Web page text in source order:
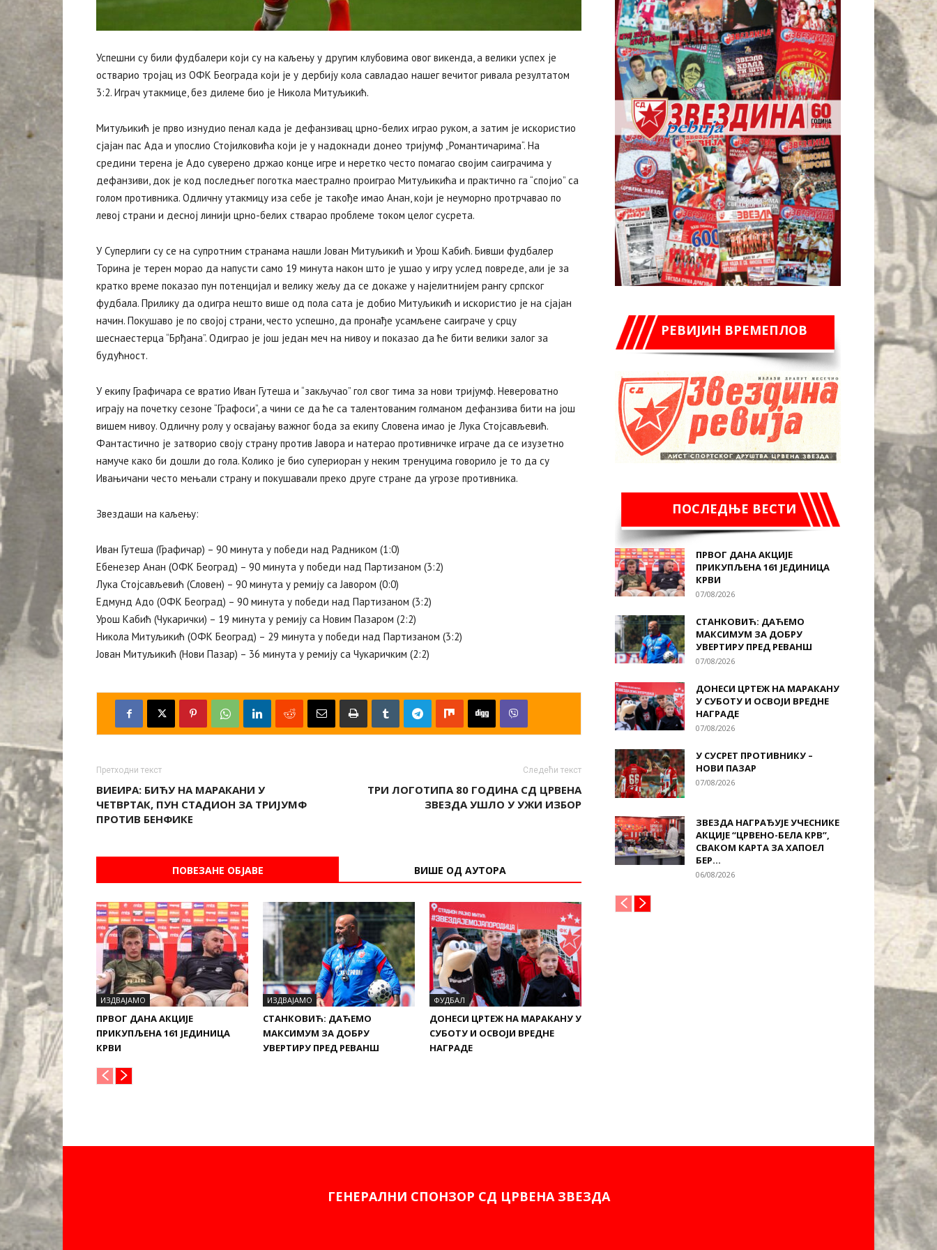
Успешни су били фудбалери који су на каљењу у другим клубовима овог викенда, а велики успех је
остварио тројац из ОФК Београда који је у дербију кола савладао нашег вечитог ривала резултатом
3:2. Играч утакмице, без дилеме био је Никола Митуљикић.
‍Митуљикић је прво изнудио пенал када је дефанзивац црно-белих играо руком, а затим је искористио
сјајан пас Ада и упослио Стојилковића који је у надокнади донео тријумф „Романтичарима“. На
средини терена је Адо суверено држао конце игре и неретко често помагао својим саиграчима у
дефанзиви, док је код последњег поготка маестрално проиграо Митуљикића и практично га “спојио” са
голом противника. Одличну утакмицу иза себе је такође имао Анан, који је неуморно протрчавао по
левој страни и десној линији црно-белих стварао проблеме током целог сусрета.
У Суперлиги су се на супротним странама нашли Јован Митуљикић и Урош Кабић. Бивши фудбалер
Торина је терен морао да напусти само 19 минута након што је ушао у игру услед повреде, али је за
кратко време показао пун потенцијал и велику жељу да се докаже у најелитнијем рангу српског
фудбала. Прилику да одигра нешто више од пола сата је добио Митуљикић и искористио је на сјајан
начин. Покушаво је по својој страни, често успешно, да пронађе усамљене саиграче у срцу
шеснаестерца “Брђана”. Одиграо је још један меч на нивоу и показао да ће бити велики залог за
будућност.
У екипу Графичара се вратио Иван Гутеша и “закључао” гол свог тима за нови тријумф. Невероватно
играју на почетку сезоне “Графоси”, а чини се да ће са талентованим голманом дефанзива бити на још
вишем нивоу. Одличну ролу у освајању важног бода за екипу Словена имао је Лука Стојсављевић.
Фантастично је затворио своју страну против Јавора и натерао противничке играче да се изузетно
намуче како би дошли до гола. Колико је био супериоран у неким тренуцима говорило је то да су
Ивањичани често мењали страну и покушавали преко друге стране да угрозе противника.
‍Звездаши на каљењу:
Иван Гутеша (Графичар) – 90 минута у победи над Радником (1:0)
Ебенезер Анан (ОФК Београд) – 90 минута у победи над Партизаном (3:2)
Лука Стојсављевић (Словен) – 90 минута у ремију са Јавором (0:0)
Едмунд Адо (ОФК Београд) – 90 минута у победи над Партизаном (3:2)
Урош Кабић (Чукарички) – 19 минута у ремију са Новим Пазаром (2:2)
Никола Митуљикић (ОФК Београд) – 29 минута у победи над Партизаном (3:2)
Јован Митуљикић (Нови Пазар) – 36 минута у ремију са Чукаричким (2:2)
Претходни текст
ВИЕИРА: БИЋУ НА МАРАКАНИ У
ЧЕТВРТАК, ПУН СТАДИОН ЗА ТРИЈУМФ
ПРОТИВ БЕНФИКЕ
Следећи текст
ТРИ ЛОГОТИПА 80 ГОДИНА СД ЦРВЕНА
ЗВЕЗДА УШЛО У УЖИ ИЗБОР
ПОВЕЗАНЕ ОБЈАВЕ ВИШЕ ОД АУТОРА
ИЗДВАЈАМО
ПРВОГ ДАНА АКЦИЈЕ
ПРИКУПЉЕНА 161 ЈЕДИНИЦА
КРВИ
ИЗДВАЈАМО
СТАНКОВИЋ: ДАЋЕМО
МАКСИМУМ ЗА ДОБРУ
УВЕРТИРУ ПРЕД РЕВАНШ
ФУДБАЛ
ДОНЕСИ ЦРТЕЖ НА МАРАКАНУ У
СУБОТУ И ОСВОЈИ ВРЕДНЕ
НАГРАДЕ
РЕВИЈИН ВРЕМЕПЛОВ
ПОСЛЕДЊЕ ВЕСТИ
ПРВОГ ДАНА АКЦИЈЕ
ПРИКУПЉЕНА 161 ЈЕДИНИЦА
КРВИ
07/08/2026
СТАНКОВИЋ: ДАЋЕМО
МАКСИМУМ ЗА ДОБРУ
УВЕРТИРУ ПРЕД РЕВАНШ
07/08/2026
ДОНЕСИ ЦРТЕЖ НА МАРАКАНУ
У СУБОТУ И ОСВОЈИ ВРЕДНЕ
НАГРАДЕ
07/08/2026
У СУСРЕТ ПРОТИВНИКУ –
НОВИ ПАЗАР
07/08/2026
ЗВЕЗДА НАГРАЂУЈЕ УЧЕСНИКЕ
АКЦИЈЕ “ЦРВЕНО-БЕЛА КРВ”,
СВАКОМ КАРТА ЗА ХАПОЕЛ
БЕР...
06/08/2026
ГЕНЕРАЛНИ СПОНЗОР СД ЦРВЕНА ЗВЕЗДА